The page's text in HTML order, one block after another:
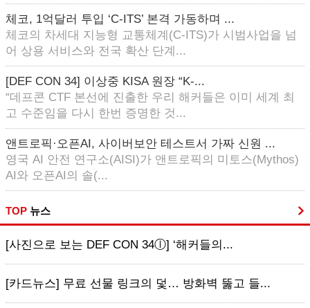
체코, 1억달러 투입 ‘C-ITS’ 본격 가동하며 ...
체코의 차세대 지능형 교통체계(C-ITS)가 시범사업을 넘
어 상용 서비스와 전국 확산 단계...
[DEF CON 34] 이상중 KISA 원장 “K-...
“데프콘 CTF 본선에 진출한 우리 해커들은 이미 세계 최
고 수준임을 다시 한번 증명한 것...
앤트로픽·오픈AI, 사이버보안 테스트서 가짜 신원 ...
영국 AI 안전 연구소(AISI)가 앤트로픽의 미토스(Mythos)
AI와 오픈AI의 솔(...
TOP 뉴스
[사진으로 보는 DEF CON 34ⓛ] ‘해커들의...
[카드뉴스] 무료 선물 링크의 덫… 방화벽 뚫고 들...